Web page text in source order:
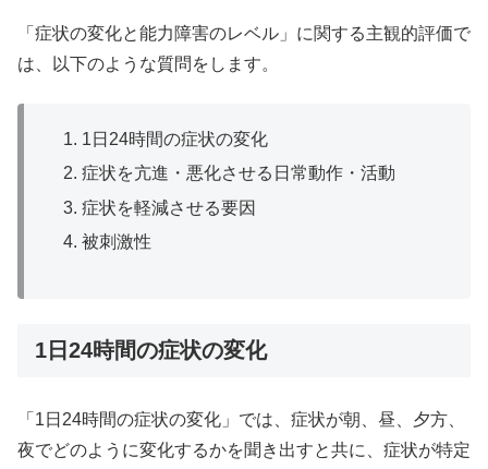
「症状の変化と能力障害のレベル」に関する主観的評価で
は、以下のような質問をします。
1日24時間の症状の変化
症状を亢進・悪化させる日常動作・活動
症状を軽減させる要因
被刺激性
1日24時間の症状の変化
「1日24時間の症状の変化」では、症状が朝、昼、夕方、
夜でどのように変化するかを聞き出すと共に、症状が特定